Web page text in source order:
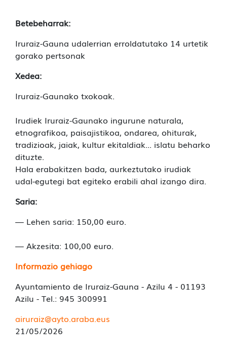
Betebeharrak:
Iruraiz-Gauna udalerrian erroldatutako 14 urtetik
gorako pertsonak
Xedea:
Iruraiz-Gaunako txokoak.
Irudiek Iruraiz-Gaunako ingurune naturala,
etnografikoa, paisajistikoa, ondarea, ohiturak,
tradizioak, jaiak, kultur ekitaldiak... islatu beharko
dituzte.
Hala erabakitzen bada, aurkeztutako irudiak
udal-egutegi bat egiteko erabili ahal izango dira.
Saria:
— Lehen saria: 150,00 euro.
— Akzesita: 100,00 euro.
Informazio gehiago
Ayuntamiento de Iruraiz-Gauna - Azilu 4 - 01193
Azilu - Tel.: 945 300991
airuraiz@ayto.araba.eus
21/05/2026